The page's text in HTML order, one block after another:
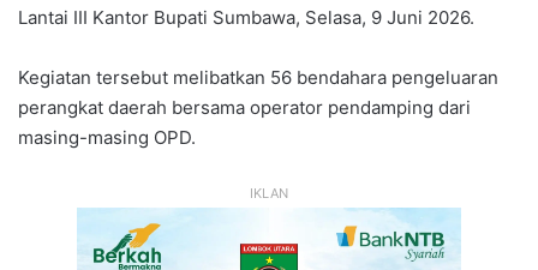
Lantai III Kantor Bupati Sumbawa, Selasa, 9 Juni 2026.
Kegiatan tersebut melibatkan 56 bendahara pengeluaran
perangkat daerah bersama operator pendamping dari
masing-masing OPD.
IKLAN